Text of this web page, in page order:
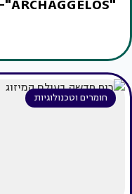
"ARCHAGGELOS"- קפריסין
חומרים וטכנולוגיות